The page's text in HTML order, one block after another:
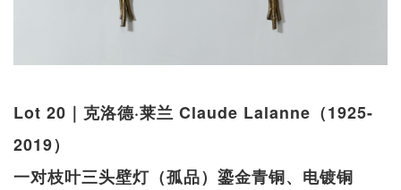
Lot 20｜克洛德·莱兰 Claude Lalanne（1925-
2019）
一对枝叶三头壁灯（孤品）鎏金青铜、电镀铜